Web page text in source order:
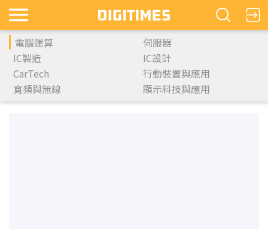
電腦運算
伺服器
IC製造
IC設計
CarTech
行動裝置與應用
寬頻與無線
顯示科技與應用